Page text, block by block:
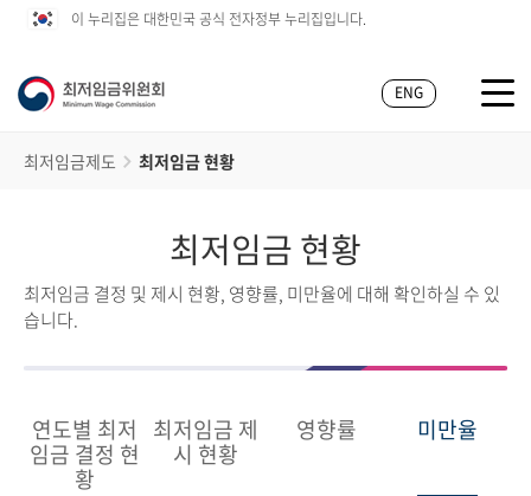
이 누리집은 대한민국 공식 전자정부 누리집입니다.
ENG
최저임금제도 최저임금 현황
최저임금 현황
최저임금 결정 및 제시 현황, 영향률, 미만율에 대해 확인하실 수 있
습니다.
연도별 최저
임금 결정 현
황
최저임금 제
시 현황
영향률 미만율